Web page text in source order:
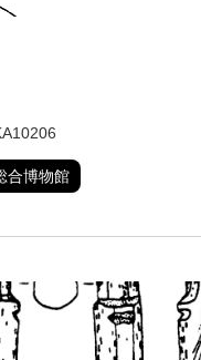
合博物館